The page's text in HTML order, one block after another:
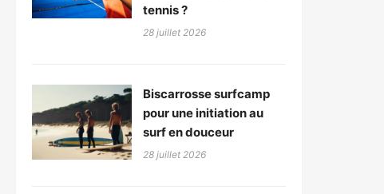
tennis ?
28 juillet 2026
Biscarrosse surfcamp
pour une initiation au
surf en douceur
28 juillet 2026